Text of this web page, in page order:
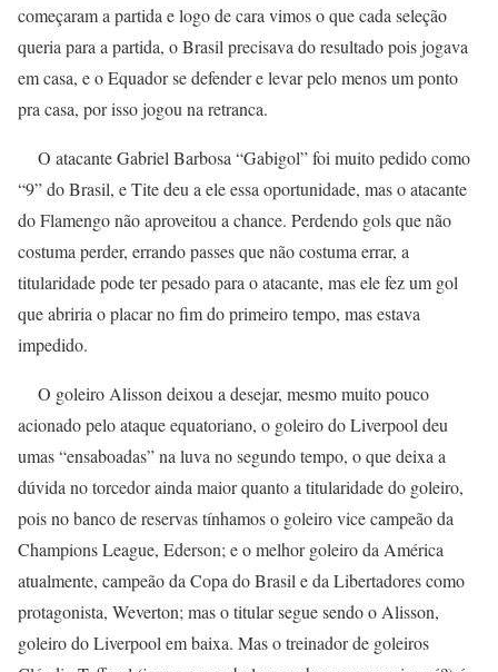
começaram a partida e logo de cara vimos o que cada seleção
queria para a partida, o Brasil precisava do resultado pois jogava
em casa, e o Equador se defender e levar pelo menos um ponto
pra casa, por isso jogou na retranca.
O atacante Gabriel Barbosa “Gabigol” foi muito pedido como
“9” do Brasil, e Tite deu a ele essa oportunidade, mas o atacante
do Flamengo não aproveitou a chance. Perdendo gols que não
costuma perder, errando passes que não costuma errar, a
titularidade pode ter pesado para o atacante, mas ele fez um gol
que abriria o placar no fim do primeiro tempo, mas estava
impedido.
O goleiro Alisson deixou a desejar, mesmo muito pouco
acionado pelo ataque equatoriano, o goleiro do Liverpool deu
umas “ensaboadas” na luva no segundo tempo, o que deixa a
dúvida no torcedor ainda maior quanto a titularidade do goleiro,
pois no banco de reservas tínhamos o goleiro vice campeão da
Champions League, Ederson; e o melhor goleiro da América
atualmente, campeão da Copa do Brasil e da Libertadores como
protagonista, Weverton; mas o titular segue sendo o Alisson,
goleiro do Liverpool em baixa. Mas o treinador de goleiros